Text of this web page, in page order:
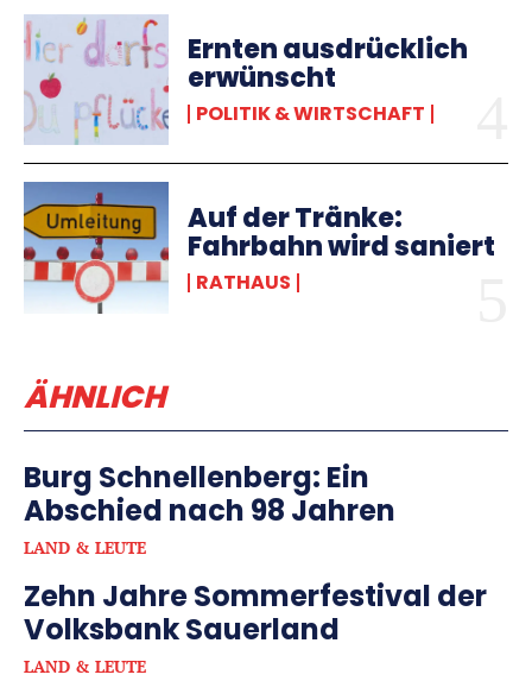
Ernten ausdrücklich
erwünscht
POLITIK & WIRTSCHAFT
Auf der Tränke:
Fahrbahn wird saniert
RATHAUS
ÄHNLICH
Burg Schnellenberg: Ein
Abschied nach 98 Jahren
LAND & LEUTE
Zehn Jahre Sommerfestival der
Volksbank Sauerland
LAND & LEUTE